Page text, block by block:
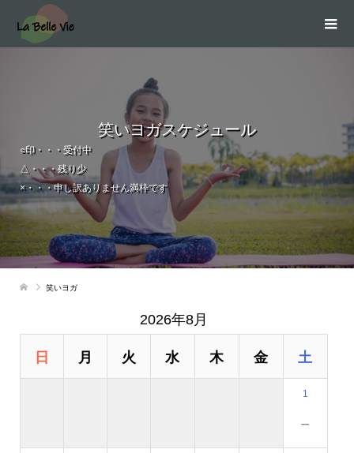
笑いヨガスケジュール
○印・・・受付中
△・・・残り少
×・・・申し訳ありません満枠です
笑いヨガ
2026年8月
日 月 火 水 木 金 土
1
－